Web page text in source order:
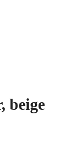
beige